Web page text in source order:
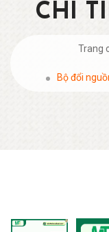
CHI
Trang
Bộ đổi